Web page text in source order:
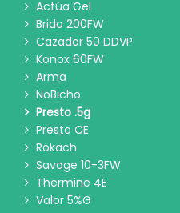
Actúa Gel
Brido 200FW
Cazador 50 DDVP
Konox 60FW
Arma
NoBicho
Presto .5g
Presto CE
Rokach
Savage 10-3FW
Thermine 4E
Valor 5%G